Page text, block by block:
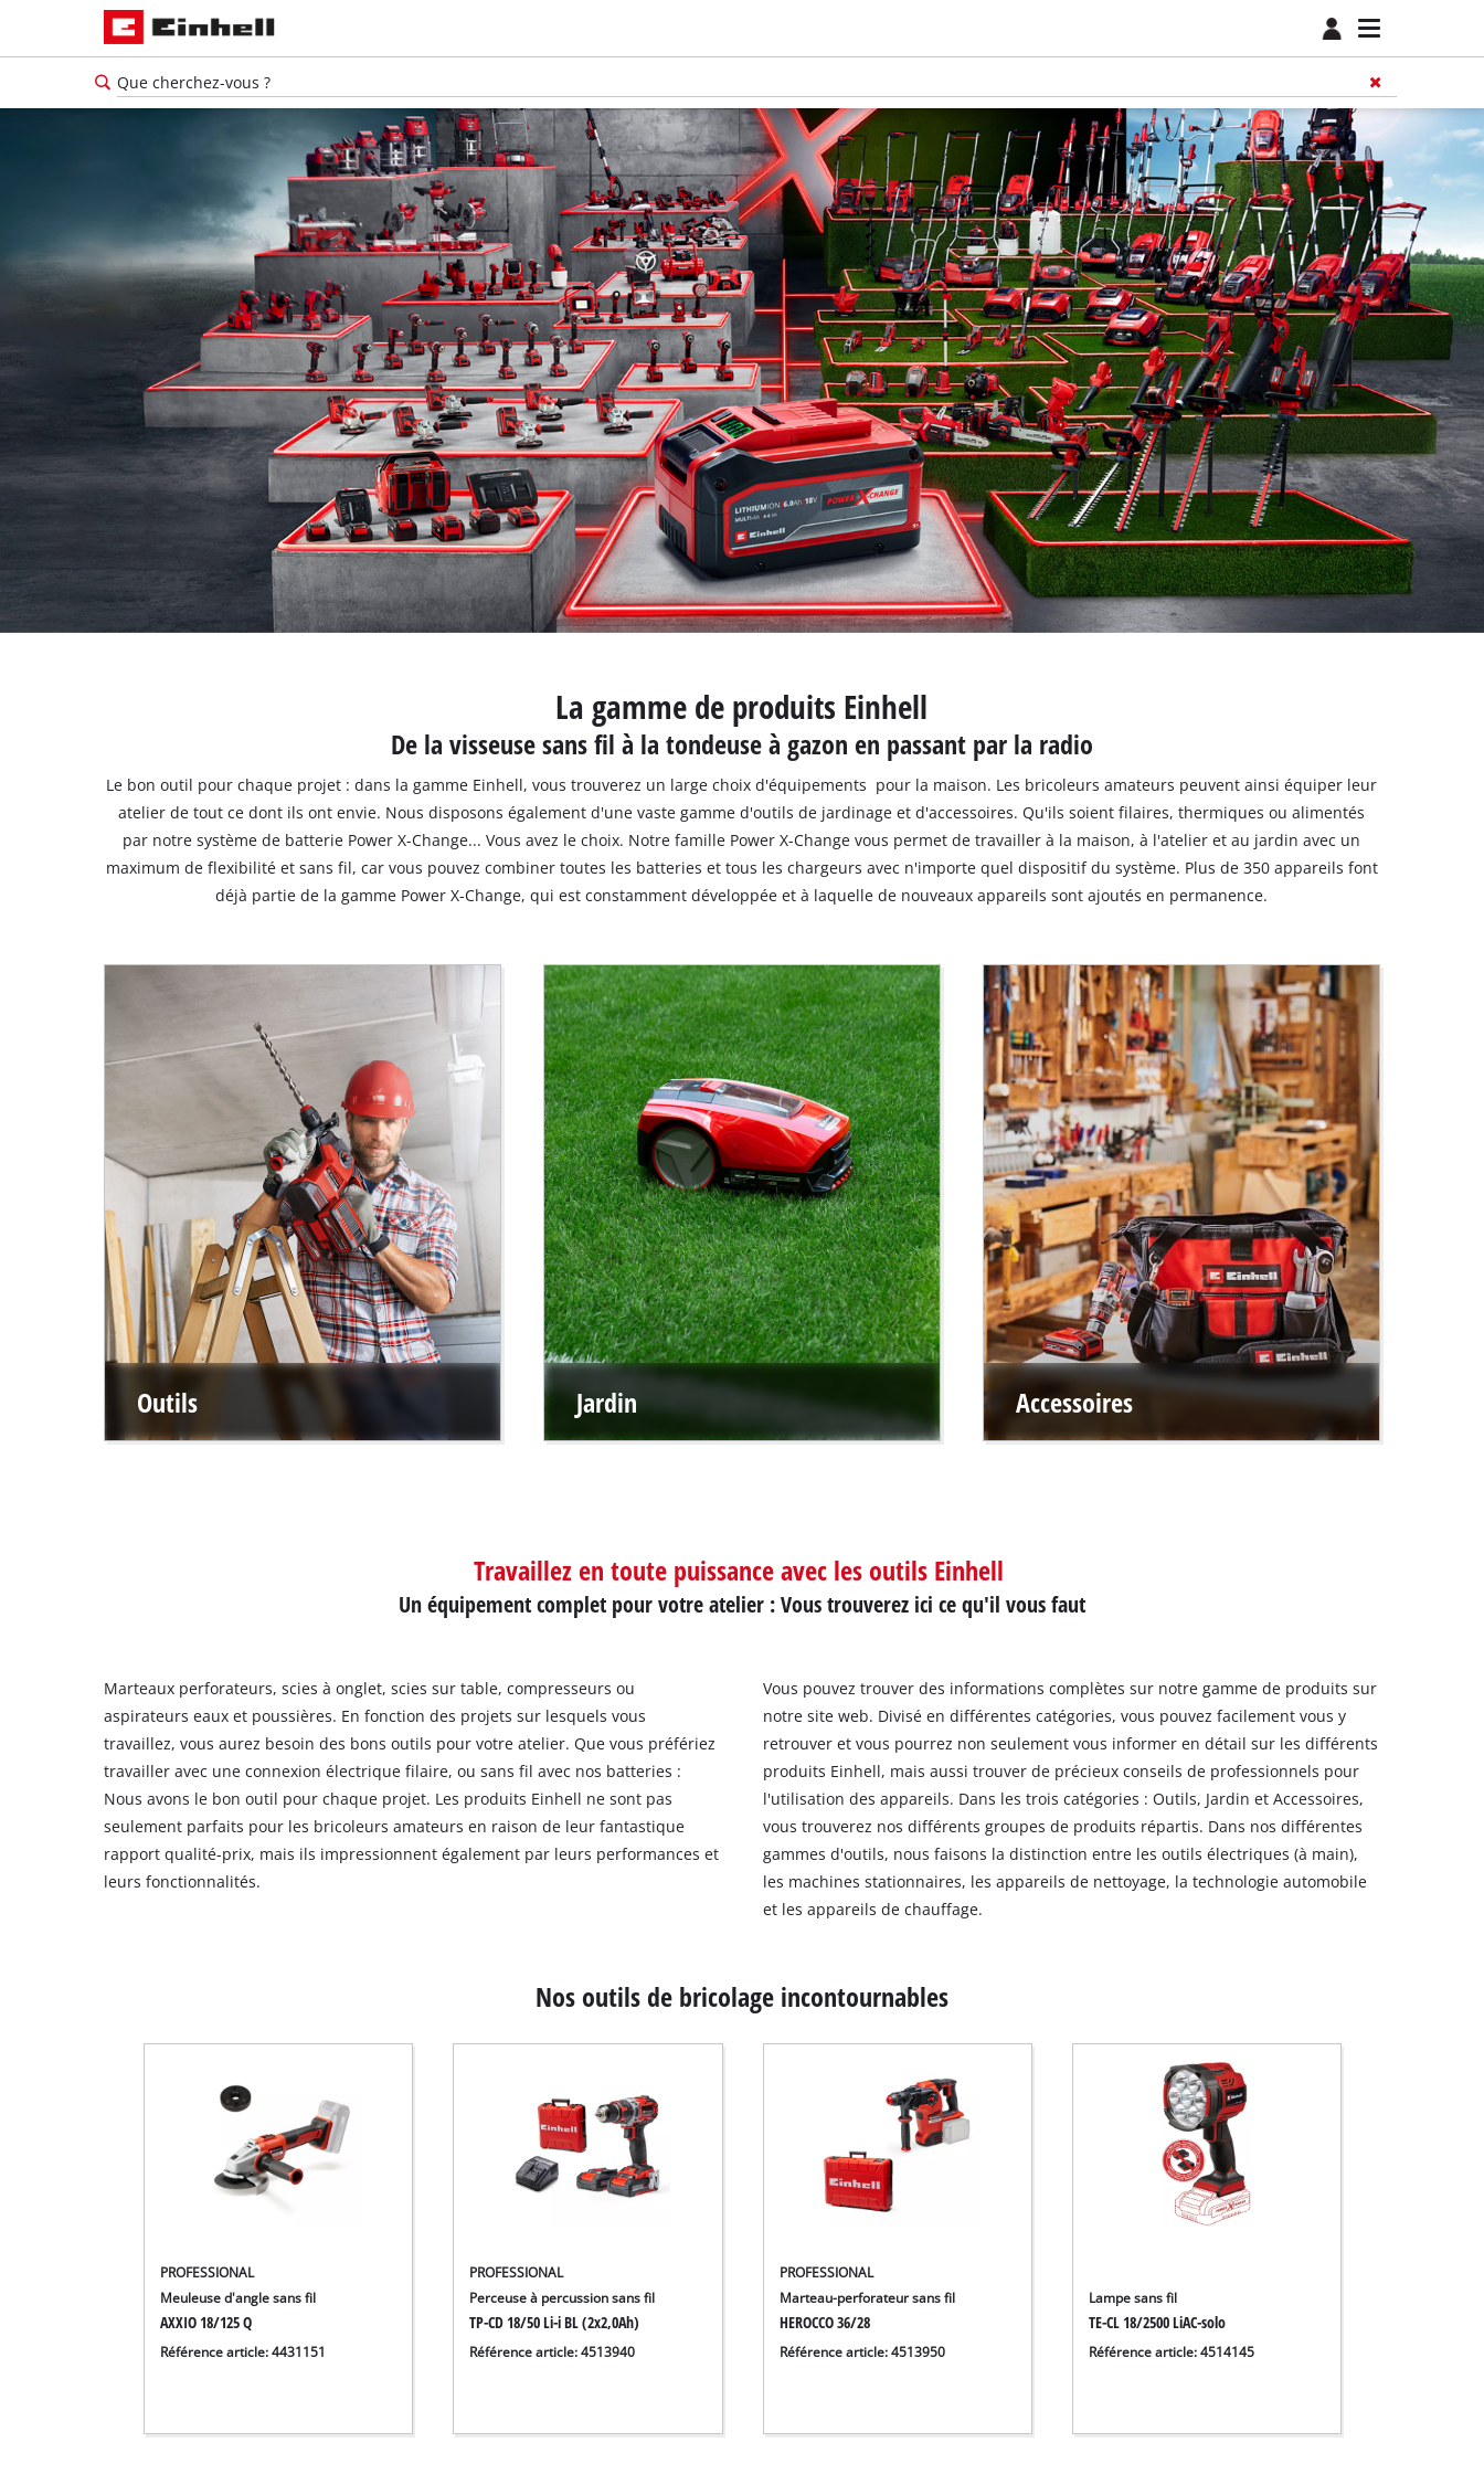
La gamme de produits Einhell
De la visseuse sans fil à la tondeuse à gazon en passant par la radio
Le bon outil pour chaque projet : dans la gamme Einhell, vous trouverez un large choix d'équipements pour la maison. Les bricoleurs amateurs peuvent ainsi équiper leur
atelier de tout ce dont ils ont envie. Nous disposons également d'une vaste gamme d'outils de jardinage et d'accessoires. Qu'ils soient filaires, thermiques ou alimentés
par notre système de batterie Power X-Change... Vous avez le choix. Notre famille Power X-Change vous permet de travailler à la maison, à l'atelier et au jardin avec un
maximum de flexibilité et sans fil, car vous pouvez combiner toutes les batteries et tous les chargeurs avec n'importe quel dispositif du système. Plus de 350 appareils font
déjà partie de la gamme Power X-Change, qui est constamment développée et à laquelle de nouveaux appareils sont ajoutés en permanence.
Outils Jardin Accessoires
Travaillez en toute puissance avec les outils Einhell
Un équipement complet pour votre atelier : Vous trouverez ici ce qu'il vous faut
Marteaux perforateurs, scies à onglet, scies sur table, compresseurs ou
aspirateurs eaux et poussières. En fonction des projets sur lesquels vous
travaillez, vous aurez besoin des bons outils pour votre atelier. Que vous préfériez
travailler avec une connexion électrique filaire, ou sans fil avec nos batteries :
Nous avons le bon outil pour chaque projet. Les produits Einhell ne sont pas
seulement parfaits pour les bricoleurs amateurs en raison de leur fantastique
rapport qualité-prix, mais ils impressionnent également par leurs performances et
leurs fonctionnalités.
Vous pouvez trouver des informations complètes sur notre gamme de produits sur
notre site web. Divisé en différentes catégories, vous pouvez facilement vous y
retrouver et vous pourrez non seulement vous informer en détail sur les différents
produits Einhell, mais aussi trouver de précieux conseils de professionnels pour
l'utilisation des appareils. Dans les trois catégories : Outils, Jardin et Accessoires,
vous trouverez nos différents groupes de produits répartis. Dans nos différentes
gammes d'outils, nous faisons la distinction entre les outils électriques (à main),
les machines stationnaires, les appareils de nettoyage, la technologie automobile
et les appareils de chauffage.
Nos outils de bricolage incontournables
PROFESSIONAL
Meuleuse d'angle sans fil
AXXIO 18/125 Q
Référence article: 4431151
PROFESSIONAL
Perceuse à percussion sans fil
TP-CD 18/50 Li-i BL (2x2,0Ah)
Référence article: 4513940
PROFESSIONAL
Marteau-perforateur sans fil
HEROCCO 36/28
Référence article: 4513950
Lampe sans fil
TE-CL 18/2500 LiAC-solo
Référence article: 4514145